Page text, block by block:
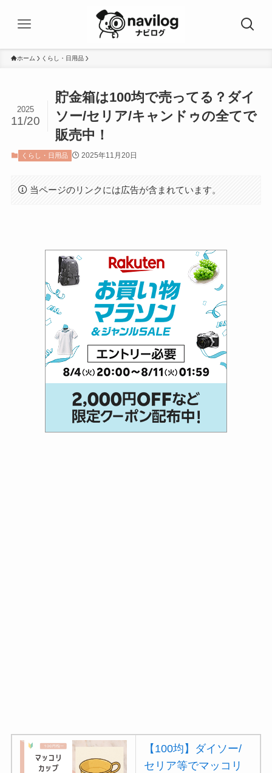
ホーム くらし・日用品
貯金箱は100均で売ってる？ダイ
ソー/セリア/キャンドゥの全てで
販売中！
2025
11/20
くらし・日用品 2025年11月20日
当ページのリンクには広告が含まれています。
【100均】ダイソー/
セリア等でマッコリ